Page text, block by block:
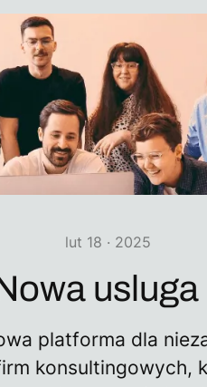
lut 18 · 2025
usluga
platforma dla
konsultingowych,